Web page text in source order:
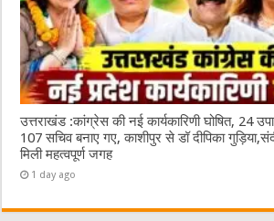
उत्तराखंड :कांग्रेस की नई कार्यकारिणी घोषित, 24
107 सचिव बनाए गए, काशीपुर से डॉ दीपिका
मिली महत्वपूर्ण जगह
1 day ago